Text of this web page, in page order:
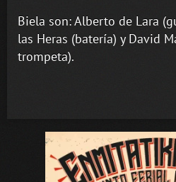
Biela son: Alberto de Lara
las Heras (batería) y David
trompeta).